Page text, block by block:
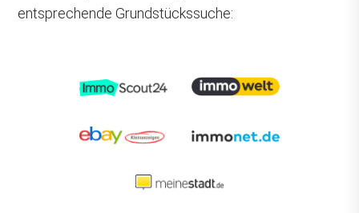
entsprechende Grundstückssuche: